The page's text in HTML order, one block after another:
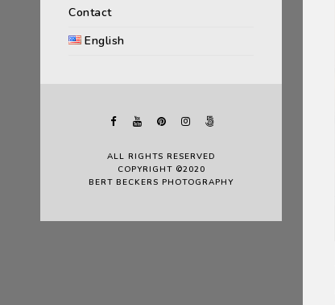
Contact
English
ALL RIGHTS RESERVED
COPYRIGHT ©2020
BERT BECKERS PHOTOGRAPHY